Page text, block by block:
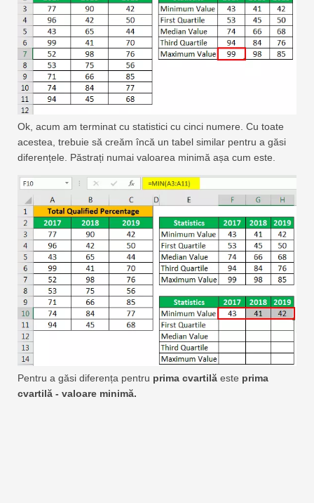
Ok, acum am terminat cu statistici cu cinci numere. Cu toate
acestea, trebuie să creăm încă un tabel similar pentru a găsi
diferențele. Păstrați numai valoarea minimă așa cum este.
Pentru a găsi diferența pentru prima cvartilă este prima
cvartilă - valoare minimă.